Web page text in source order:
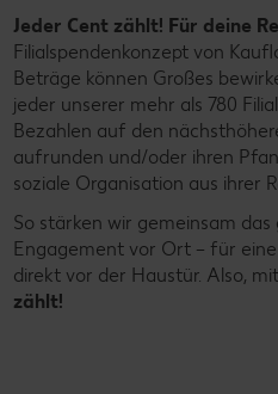
Jeder Cent zählt! Für deine
Filialspendenkonzept von
Beträge können Großes
jeder unserer mehr als 780
Bezahlen auf den
aufrunden und/oder ihren
soziale Organisation aus ihrer
So stärken wir gemeinsam
Engagement vor Ort – für
direkt vor der Haustür. Also,
zählt!